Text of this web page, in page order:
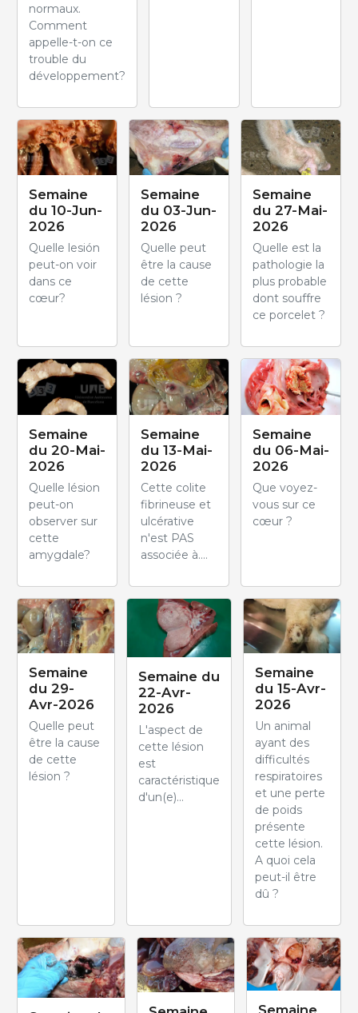
normaux.
Comment
appelle-t-on ce
trouble du
développement?
Semaine
du 10-Jun-
2026
Quelle lesión
peut-on voir
dans ce
cœur?
Semaine
du 03-Jun-
2026
Quelle peut
être la cause
de cette
lésion ?
Semaine
du 27-Mai-
2026
Quelle est la
pathologie la
plus probable
dont souffre
ce porcelet ?
Semaine
du 20-Mai-
2026
Quelle lésion
peut-on
observer sur
cette
amygdale?
Semaine
du 13-Mai-
2026
Cette colite
fibrineuse et
ulcérative
n'est PAS
associée à....
Semaine
du 06-Mai-
2026
Que voyez-
vous sur ce
cœur ?
Semaine
du 29-
Avr-2026
Quelle peut
être la cause
de cette
lésion ?
Semaine du
22-Avr-
2026
L'aspect de
cette lésion
est
caractéristique
d'un(e)...
Semaine
du 15-Avr-
2026
Un animal
ayant des
difficultés
respiratoires
et une perte
de poids
présente
cette lésion.
A quoi cela
peut-il être
dû ?
Semaine